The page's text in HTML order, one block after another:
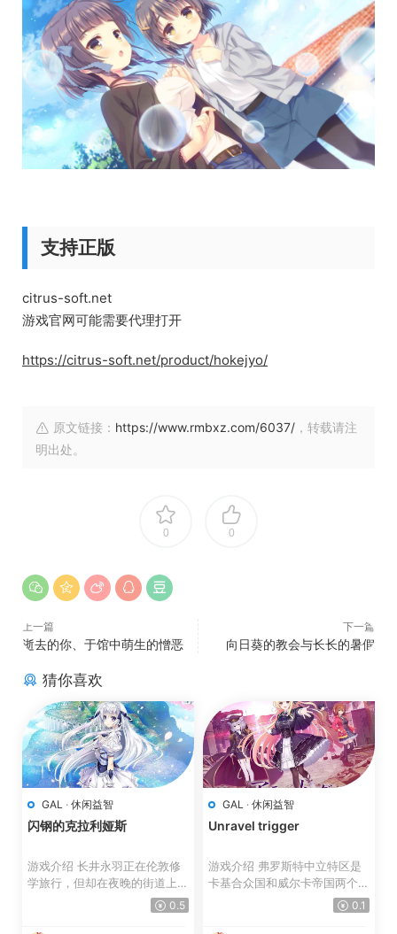
支持正版
citrus-soft.net
游戏官网可能需要代理打开
https://citrus-soft.net/product/hokejyo/
原文链接： https://www.rmbxz.com/6037/ ，转载请注
明出处。
0 0
上一篇
逝去的你、于馆中萌生的憎恶
下一篇
向日葵的教会与长长的暑假
猜你喜欢
GAL · 休闲益智
闪钢的克拉利娅斯
游戏介绍 长井永羽正在伦敦修
学旅行，但却在夜晚的街道上迷
路了。 历尽千辛终于到...
0.5
GAL · 休闲益智
Unravel trigger
游戏介绍 弗罗斯特中立特区是
卡基合众国和威尔卡帝国两个大
0.1